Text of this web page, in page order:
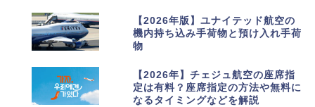
【2026年版】ユナイテッド航空の
機内持ち込み手荷物と預け入れ手荷
物
【2026年】チェジュ航空の座席指
定は有料？座席指定の方法や無料に
なるタイミングなどを解説